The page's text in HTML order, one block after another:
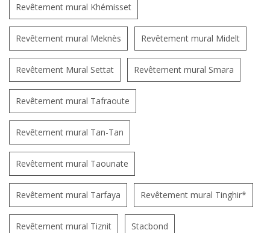
Revêtement mural Khémisset
Revêtement mural Meknès Revêtement mural Midelt
Revêtement Mural Settat Revêtement mural Smara
Revêtement mural Tafraoute
Revêtement mural Tan-Tan
Revêtement mural Taounate
Revêtement mural Tarfaya Revêtement mural Tinghir*
Revêtement mural Tiznit Stacbond